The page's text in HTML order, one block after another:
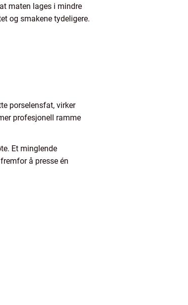
maten lages i mindre
og smakene tydeligere.
porselensfat, virker
profesjonell ramme
Et minglende
å presse én